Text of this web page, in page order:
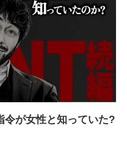
令が女性と知っていた?